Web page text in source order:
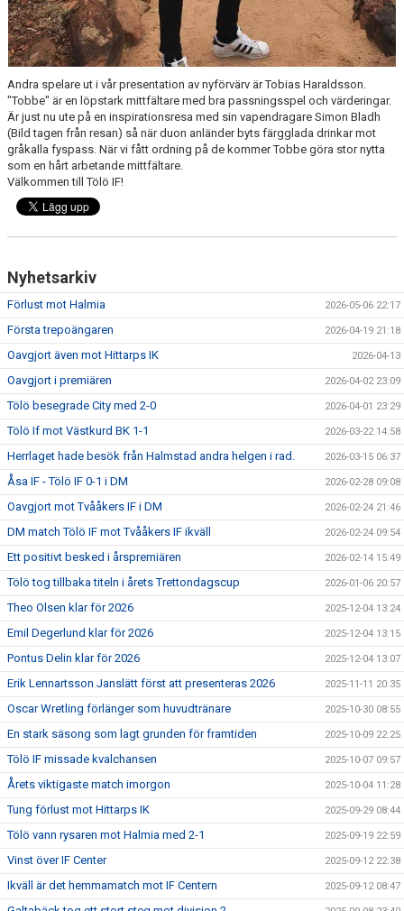
Andra spelare ut i vår presentation av nyförvärv är Tobias Haraldsson.
"Tobbe" är en löpstark mittfältare med bra passningsspel och värderingar.
Är just nu ute på en inspirationsresa med sin vapendragare Simon Bladh
(Bild tagen från resan) så när duon anländer byts färgglada drinkar mot
gråkalla fyspass. När vi fått ordning på de kommer Tobbe göra stor nytta
som en hårt arbetande mittfältare.
Välkommen till Tölö IF!
Nyhetsarkiv
Förlust mot Halmia 2026-05-06 22:17
Första trepoängaren 2026-04-19 21:18
Oavgjort även mot Hittarps IK 2026-04-13
Oavgjort i premiären 2026-04-02 23:09
Tölö besegrade City med 2-0 2026-04-01 23:29
Tölö If mot Västkurd BK 1-1 2026-03-22 14:58
Herrlaget hade besök från Halmstad andra helgen i rad. 2026-03-15 06:37
Åsa IF - Tölö IF 0-1 i DM 2026-02-28 09:08
Oavgjort mot Tvååkers IF i DM 2026-02-24 21:46
DM match Tölö IF mot Tvååkers IF ikväll 2026-02-24 09:54
Ett positivt besked i årspremiären 2026-02-14 15:49
Tölö tog tillbaka titeln i årets Trettondagscup 2026-01-06 20:57
Theo Olsen klar för 2026 2025-12-04 13:24
Emil Degerlund klar för 2026 2025-12-04 13:15
Pontus Delin klar för 2026 2025-12-04 13:07
Erik Lennartsson Janslätt först att presenteras 2026 2025-11-11 20:35
Oscar Wretling förlänger som huvudtränare 2025-10-30 08:55
En stark säsong som lagt grunden för framtiden 2025-10-09 22:25
Tölö IF missade kvalchansen 2025-10-07 09:57
Årets viktigaste match imorgon 2025-10-04 11:28
Tung förlust mot Hittarps IK 2025-09-29 08:44
Tölö vann rysaren mot Halmia med 2-1 2025-09-19 22:59
Vinst över IF Center 2025-09-12 22:38
Ikväll är det hemmamatch mot IF Centern 2025-09-12 08:47